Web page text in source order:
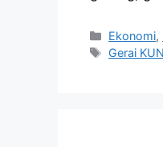
Kategori
Ekonomi,
Tag
Gerai